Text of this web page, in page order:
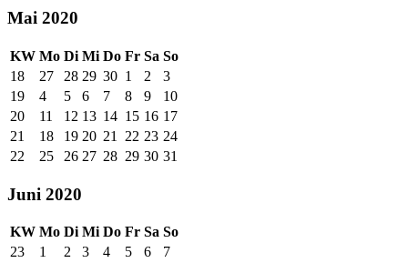
Mai 2020
KW Mo Di Mi Do Fr Sa So
18
27 28 29 30 1 2
3
19
4 5 6 7 8 9
10
20
11 12 13 14 15 16 17
21
18 19 20 21 22 23 24
22
25 26 27 28 29 30 31
Juni 2020
KW Mo Di Mi Do Fr Sa So
23
1 2 3 4 5 6
7